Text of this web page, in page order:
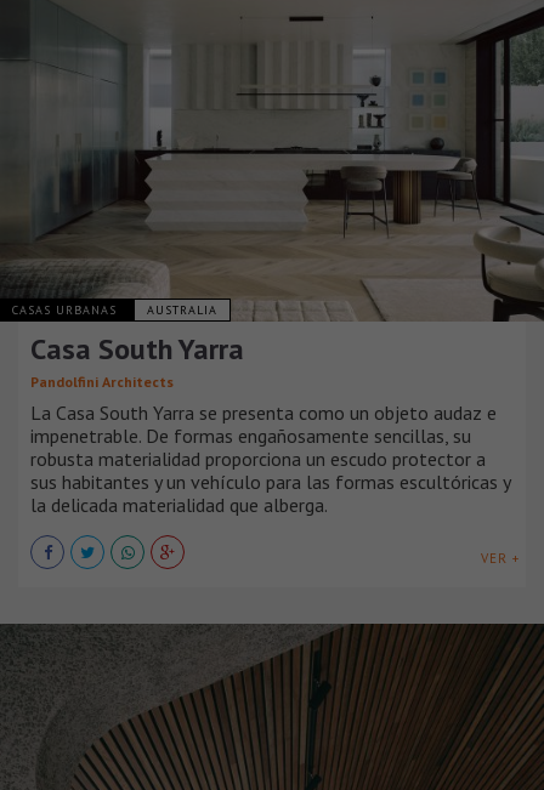
CASAS URBANAS AUSTRALIA
Casa South Yarra
Pandolfini Architects
La Casa South Yarra se presenta como un objeto audaz e
impenetrable. De formas engañosamente sencillas, su
robusta materialidad proporciona un escudo protector a
sus habitantes y un vehículo para las formas escultóricas y
la delicada materialidad que alberga.
VER +